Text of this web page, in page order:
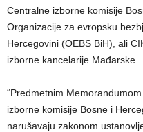
Centralne izborne komisije
Organizacije za evropsku
Hercegovini (OEBS BiH), ali
izborne kancelarije Mađarske.
“Predmetnim
izborne komisije Bosne i
narušavaju zakonom